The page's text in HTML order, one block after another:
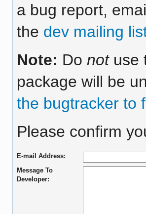
a bug report,
the dev mailing
Note: Do notuse
package will be
the bugtracker to
Please confirm
E-mail Address:
Message To
Developer: